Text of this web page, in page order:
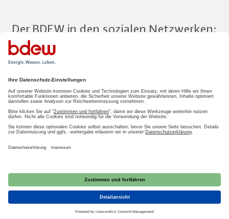
Der BDEW in den sozialen Netzwerken:
Zum Mitgliederbereich
LOGIN
2026 BDEW
Impressum|Datenschutz